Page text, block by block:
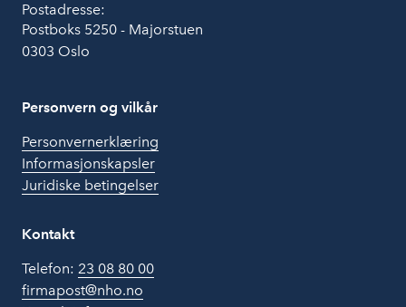
Postadresse:
Postboks 5250 - Majorstuen
0303 Oslo
Personvern og vilkår
Personvernerklæring
Informasjonskapsler
Juridiske betingelser
Kontakt
Telefon: 23 08 80 00
firmapost@nho.no